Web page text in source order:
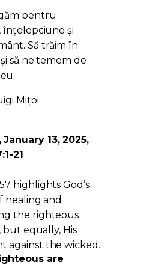
pentru
înțelepciune și
Să trăim în
să ne temem de
Mițoi
January 13, 2025,
21
highlights God’s
healing and
the righteous
but equally, His
against the wicked.
are